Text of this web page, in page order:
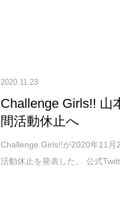
2020.11.23
Challenge Girls!! 山
間活動休止へ
Challenge Girls!!が2020年11月
活動休止を発表した。 公式